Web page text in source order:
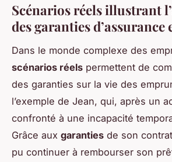
Scénarios réels illustrant
des garanties
Dans le monde complexe des
scénarios réels permettent de
des garanties sur la vie des
l’exemple de Jean, qui, après un
confronté à une incapacité
Grâce aux garanties de son
pu continuer à rembourser son